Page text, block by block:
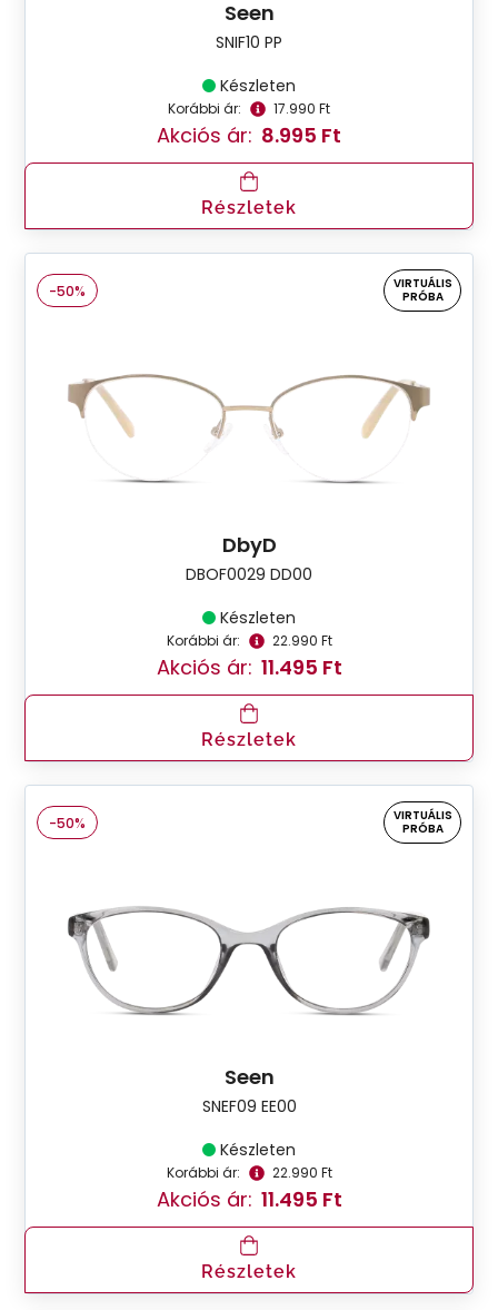
Seen
SNIF10 PP
Készleten
Korábbi ár: 17.990 Ft
Akciós ár: 8.995 Ft
Részletek
-50%
VIRTUÁLIS
PRÓBA
DbyD
DBOF0029 DD00
Készleten
Korábbi ár: 22.990 Ft
Akciós ár: 11.495 Ft
Részletek
-50%
VIRTUÁLIS
PRÓBA
Seen
SNEF09 EE00
Készleten
Korábbi ár: 22.990 Ft
Akciós ár: 11.495 Ft
Részletek